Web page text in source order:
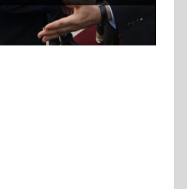
ROSE VALLAND, HEROÏNE DE LA
RESISTANCE FRANÇAISE